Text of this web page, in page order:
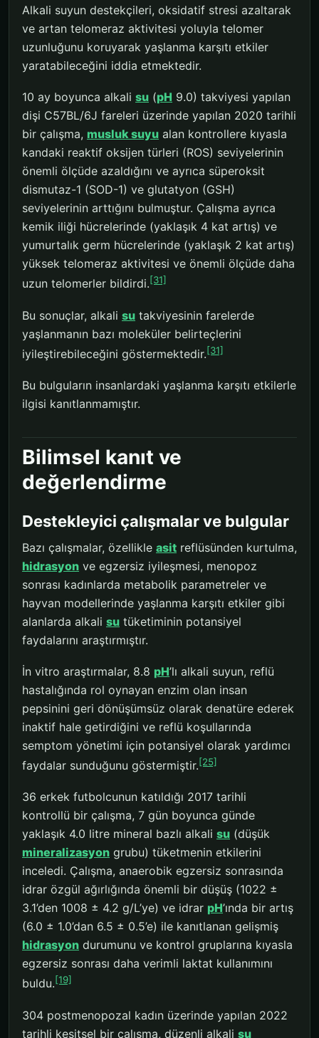
Alkali suyun destekçileri, oksidatif stresi azaltarak
ve artan telomeraz aktivitesi yoluyla telomer
uzunluğunu koruyarak yaşlanma karşıtı etkiler
yaratabileceğini iddia etmektedir.
10 ay boyunca alkali su (pH 9.0) takviyesi yapılan
dişi C57BL/6J fareleri üzerinde yapılan 2020 tarihli
bir çalışma, musluk suyu alan kontrollere kıyasla
kandaki reaktif oksijen türleri (ROS) seviyelerinin
önemli ölçüde azaldığını ve ayrıca süperoksit
dismutaz-1 (SOD-1) ve glutatyon (GSH)
seviyelerinin arttığını bulmuştur. Çalışma ayrıca
kemik iliği hücrelerinde (yaklaşık 4 kat artış) ve
yumurtalık germ hücrelerinde (yaklaşık 2 kat artış)
yüksek telomeraz aktivitesi ve önemli ölçüde daha
uzun telomerler bildirdi.[31]
Bu sonuçlar, alkali su takviyesinin farelerde
yaşlanmanın bazı moleküler belirteçlerini
iyileştirebileceğini göstermektedir.[31]
Bu bulguların insanlardaki yaşlanma karşıtı etkilerle
ilgisi kanıtlanmamıştır.
Bilimsel kanıt ve
değerlendirme
Destekleyici çalışmalar ve bulgular
Bazı çalışmalar, özellikle asit reflüsünden kurtulma,
hidrasyon ve egzersiz iyileşmesi, menopoz
sonrası kadınlarda metabolik parametreler ve
hayvan modellerinde yaşlanma karşıtı etkiler gibi
alanlarda alkali su tüketiminin potansiyel
faydalarını araştırmıştır.
İn vitro araştırmalar, 8.8 pH’lı alkali suyun, reflü
hastalığında rol oynayan enzim olan insan
pepsinini geri dönüşümsüz olarak denatüre ederek
inaktif hale getirdiğini ve reflü koşullarında
semptom yönetimi için potansiyel olarak yardımcı
faydalar sunduğunu göstermiştir.[25]
36 erkek futbolcunun katıldığı 2017 tarihli
kontrollü bir çalışma, 7 gün boyunca günde
yaklaşık 4.0 litre mineral bazlı alkali su (düşük
mineralizasyon grubu) tüketmenin etkilerini
inceledi. Çalışma, anaerobik egzersiz sonrasında
idrar özgül ağırlığında önemli bir düşüş (1022 ±
3.1’den 1008 ± 4.2 g/L’ye) ve idrar pH’ında bir artış
(6.0 ± 1.0’dan 6.5 ± 0.5’e) ile kanıtlanan gelişmiş
hidrasyon durumunu ve kontrol gruplarına kıyasla
egzersiz sonrası daha verimli laktat kullanımını
buldu.[19]
304 postmenopozal kadın üzerinde yapılan 2022
tarihli kesitsel bir çalışma, düzenli alkali su